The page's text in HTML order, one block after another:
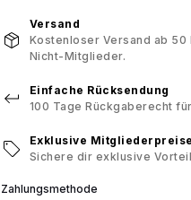
Versand
Kostenloser Versand ab 50
Nicht-Mitglieder.
Einfache Rücksendung
100 Tage Rückgaberecht
Exklusive Mitgliederpreise
Sichere dir exklusive
Zahlungsmethode